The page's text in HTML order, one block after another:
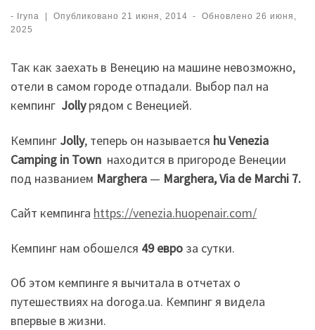
- Iryna Опубликовано 21 июня, 2014 - Обновлено26 июня,
2025
Так как заехать в Венецию на машине невозможно,
отели в самом городе отпадали. Выбор пал на
кемпинг Jollyрядом с Венецией.
Кемпинг Jolly, теперь он называется hu Venezia
Camping in Town находится в пригороде Венеции
под названием Marghera — Marghera, Via de Marchi 7.
Сайт кемпинга https://venezia.huopenair.com/
Кемпинг нам обошелся 49 евро за сутки.
Об этом кемпинге я вычитала в отчетах о
путешествиях на doroga.ua. Кемпинг я видела
впервые в жизни.